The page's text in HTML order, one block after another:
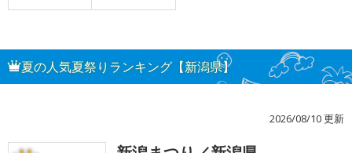
夏の人気夏祭りランキング【新潟県】
2026/08/10 更新